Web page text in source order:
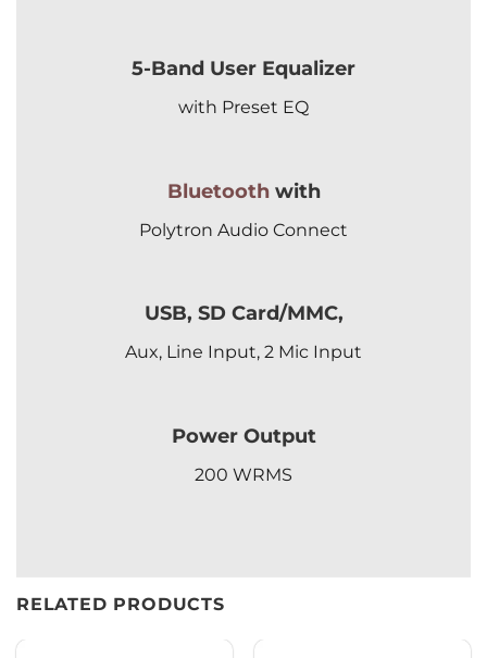
5-Band User Equalizer
with Preset EQ
Bluetoothwith
Polytron Audio Connect
USB, SD Card/MMC,
Aux, Line Input, 2 Mic Input
Power Output
200 WRMS
RELATED PRODUCTS